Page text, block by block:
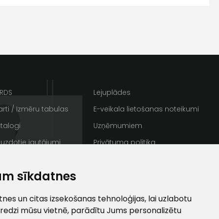
sīkdatnes
un citas izsekošanas tehnoloģijas, lai uzlabotu
mūsu vietnē, parādītu Jums personalizētu
/ Izmēru tabulas
uzdotie jautājumi
Galerija
Lejuplādes
E-veikala lietošanas noteikumi
Uzņēmumiem
Privātuma politika
privātuma politikai